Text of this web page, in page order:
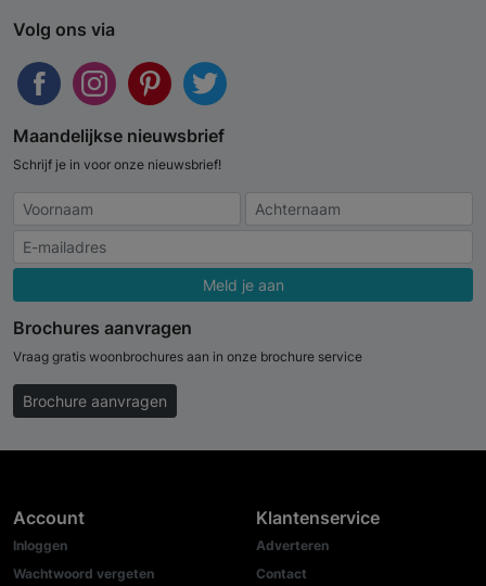
Volg ons via
Maandelijkse nieuwsbrief
Schrijf je in voor onze nieuwsbrief!
Meld je aan
Brochures aanvragen
Vraag gratis woonbrochures aan in onze brochure service
Brochure aanvragen
Account
Inloggen
Wachtwoord vergeten
Klantenservice
Adverteren
Contact